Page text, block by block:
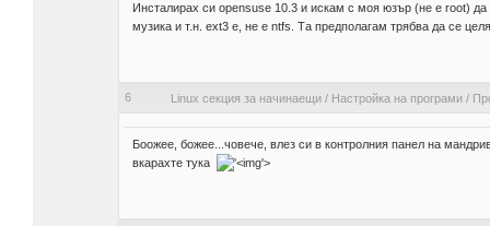
Инсталирах си opensuse 10.3 и искам с моя юзър (не e root)
музика и т.н. ext3 e, не е ntfs. Та предполагам трябва да се
6 Linux секция за начинаещи/ Настройка на програми/
Боожее, божее...човече, влез си в контролния панел на
вкарахте тука
'>